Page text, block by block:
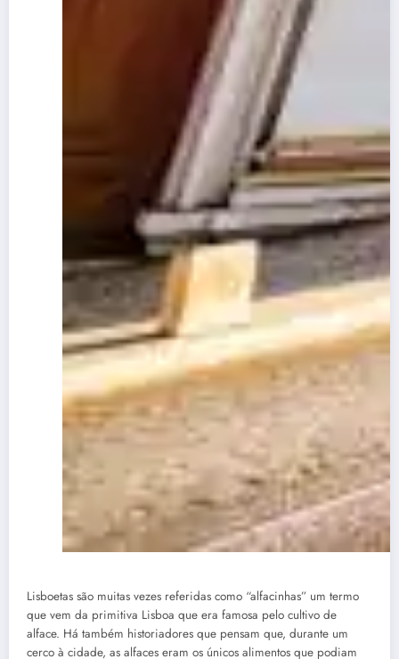
Lisboetas são muitas vezes referidas como “alfacinhas” um termo
que vem da primitiva Lisboa que era famosa pelo cultivo de
alface. Há também historiadores que pensam que, durante um
cerco à cidade, as alfaces eram os únicos alimentos que podiam